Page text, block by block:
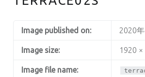
Image published on: 2020
Image size: 1920
Image file name: